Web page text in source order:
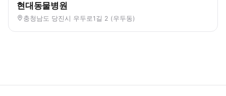
현대동물병원
충청남도 당진시 우두로1길 2 (우두동)